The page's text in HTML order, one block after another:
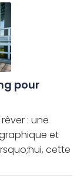
pour
: une
et
cette